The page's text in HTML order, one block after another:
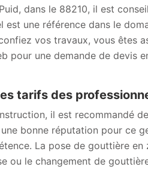
dans le 88210, il est
une référence dans le
vos travaux, vous êtes
pour une demande de devis
tarifs des
il est recommandé
bonne réputation pour ce
La pose de gouttière
ou le changement de